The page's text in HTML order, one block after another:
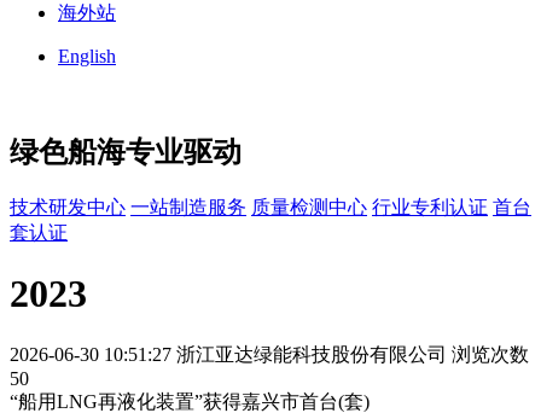
海外站
English
绿色船海专业驱动
技术研发中心 一站制造服务 质量检测中心 行业专利认证 首台
套认证
2023
2026-06-30 10:51:27 浙江亚达绿能科技股份有限公司 浏览次数
50
“船用LNG再液化装置”获得嘉兴市首台(套)